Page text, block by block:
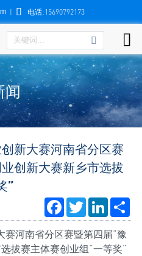
|  电话:15690792173

闻
新大赛河南省分区赛
创新大赛新乡市选拔
”
Facebook
Twitter
赛河南省分区赛暨第四届“豫
拔赛主体赛创业组“一等奖”